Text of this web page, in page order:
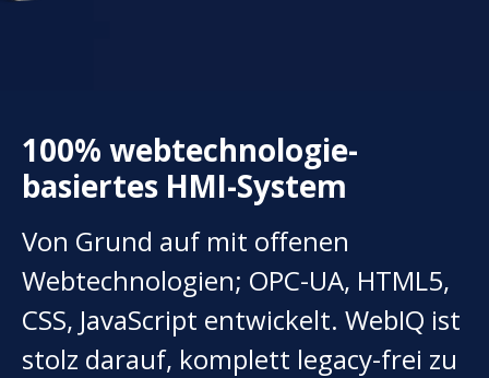
100% webtechnologie-
basiertes HMI-System
Von Grund auf mit offenen
Webtechnologien; OPC-UA, HTML5,
CSS, JavaScript entwickelt. WebIQ ist
stolz darauf, komplett legacy-frei zu